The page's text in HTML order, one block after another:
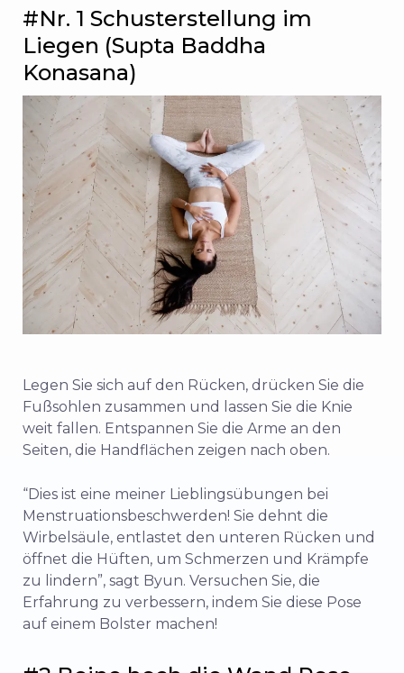
#Nr. 1 Schusterstellung im
Liegen (Supta Baddha
Konasana)
Legen Sie sich auf den Rücken, drücken Sie die
Fußsohlen zusammen und lassen Sie die Knie
weit fallen. Entspannen Sie die Arme an den
Seiten, die Handflächen zeigen nach oben.
“Dies ist eine meiner Lieblingsübungen bei
Menstruationsbeschwerden! Sie dehnt die
Wirbelsäule, entlastet den unteren Rücken und
öffnet die Hüften, um Schmerzen und Krämpfe
zu lindern”, sagt Byun. Versuchen Sie, die
Erfahrung zu verbessern, indem Sie diese Pose
auf einem Bolster machen!